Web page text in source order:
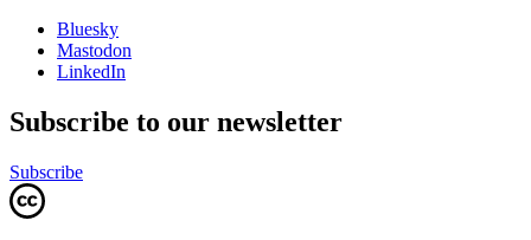
Bluesky
Mastodon
LinkedIn
Subscribe to our newsletter
Subscribe